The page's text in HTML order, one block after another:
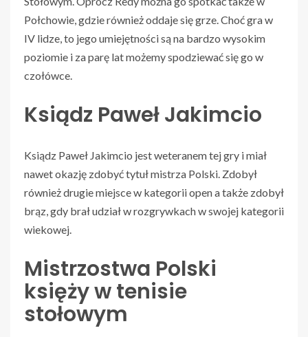
Połchowie, gdzie również oddaje się grze. Choć gra w
IV lidze, to jego umiejętności są na bardzo wysokim
poziomie i za parę lat możemy spodziewać się go w
czołówce.
Ksiądz Paweł Jakimcio
Ksiądz Paweł Jakimcio jest weteranem tej gry i miał
nawet okazję zdobyć tytuł mistrza Polski. Zdobył
również drugie miejsce w kategorii open a także zdobył
brąz, gdy brał udział w rozgrywkach w swojej kategorii
wiekowej.
Mistrzostwa Polski
księży w tenisie
stołowym